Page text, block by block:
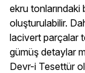
ekru tonlarındaki
oluşturulabilir.
lacivert parçalar
gümüş detaylar
Devr-i Tesettür